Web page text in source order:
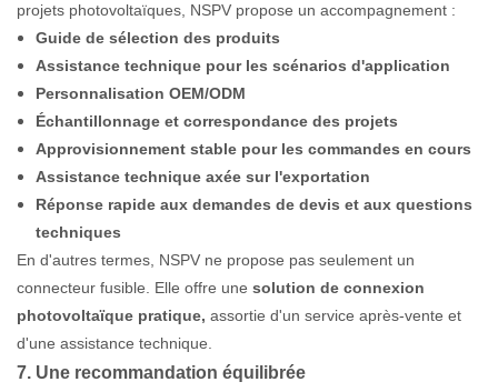
projets photovoltaïques, NSPV propose un accompagnement :
Guide de sélection des produits
Assistance technique pour les scénarios d'application
Personnalisation OEM/ODM
Échantillonnage et correspondance des projets
Approvisionnement stable pour les commandes en cours
Assistance technique axée sur l'exportation
Réponse rapide aux demandes de devis et aux questions
techniques
En d'autres termes, NSPV ne propose pas seulement un
connecteur fusible. Elle offre une solution de connexion
photovoltaïque pratique, assortie d'un service après-vente et
d'une assistance technique.
7. Une recommandation équilibrée